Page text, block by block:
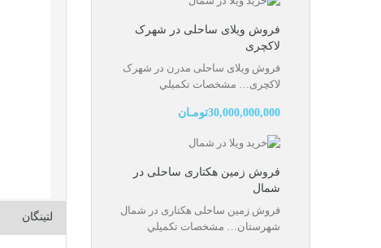
لتینگان
فروش ویلای ساحلی در شهرک
لاکچری
فروش ویلای ساحلی مدرن در شهرک
لاکچری… مشخصات تكميلي
30,000,000,000تومـان
فروش زمین هکتاری ساحلی در
شمال
فروش زمین ساحلی هکتاری در شمال
شهرستان… مشخصات تكميلي